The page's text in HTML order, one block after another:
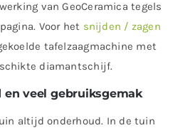
van GeoCeramica tegels
Voor het snijden / zagen
tafelzaagmachine met
diamantschijf.
veel gebruiksgemak
altijd onderhoud. In de tuin